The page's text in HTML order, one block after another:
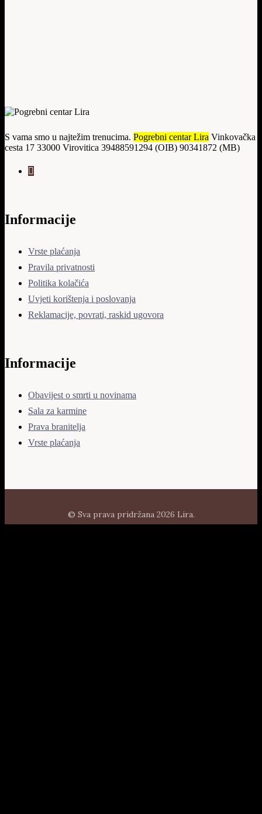
S vama smo u najtežim trenucima. Pogrebni centar Lira Vinkovačka
cesta 17 33000 Virovitica 39488591294 (OIB) 90341872 (MB)
Informacije
Vrste plaćanja
Pravila privatnosti
Politika kolačića
Uvjeti korištenja i poslovanja
Reklamacije, povrati, raskid ugovora
Informacije
Obavijest o smrti u novinama
Sala za karmine
Prava branitelja
Vrste plaćanja
© Sva prava pridržana 2026 Lira.